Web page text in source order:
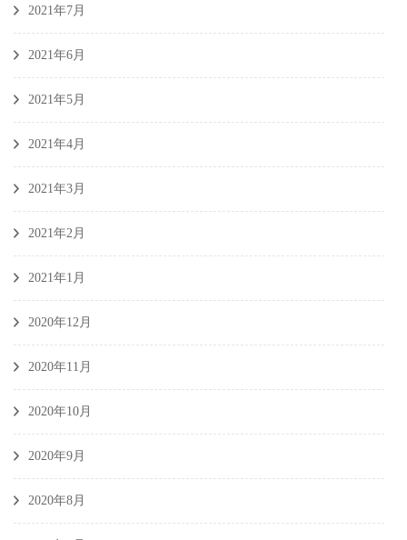
2021年7月
2021年6月
2021年5月
2021年4月
2021年3月
2021年2月
2021年1月
2020年12月
2020年11月
2020年10月
2020年9月
2020年8月